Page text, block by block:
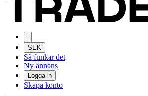
SEK
Så funkar det
Ny annons
Logga in
Skapa konto